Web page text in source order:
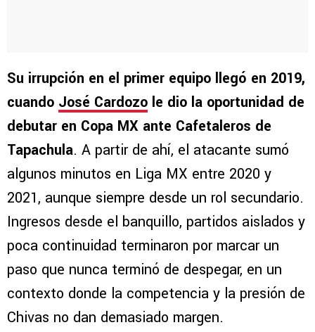
Su irrupción en el primer equipo llegó en 2019,
cuando José Cardozo le dio la oportunidad de
debutar en Copa MX ante Cafetaleros de
Tapachula. A partir de ahí, el atacante sumó
algunos minutos en Liga MX entre 2020 y
2021, aunque siempre desde un rol secundario.
Ingresos desde el banquillo, partidos aislados y
poca continuidad terminaron por marcar un
paso que nunca terminó de despegar, en un
contexto donde la competencia y la presión de
Chivas no dan demasiado margen.